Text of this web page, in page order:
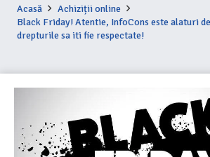
Acasă
Achiziții online
Black Friday! Atentie, InfoCons este alaturi
drepturile sa iti fie respectate!